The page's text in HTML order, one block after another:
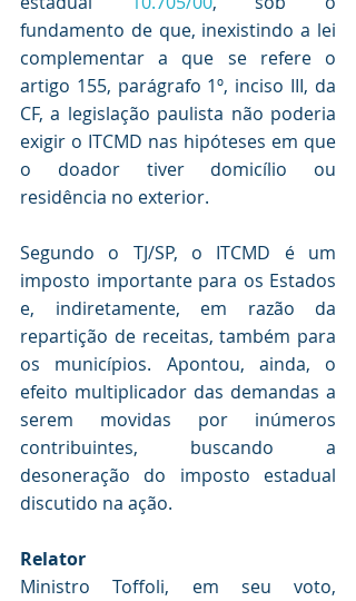
fundamento de que, inexistindo a lei
complementar a que se refere o
artigo 155, parágrafo 1º, inciso III, da
CF, a legislação paulista não poderia
exigir o ITCMD nas hipóteses em que
o doador tiver domicílio ou
residência no exterior.
Segundo o TJ/SP, o ITCMD é um
imposto importante para os Estados
e, indiretamente, em razão da
repartição de receitas, também para
os municípios. Apontou, ainda, o
efeito multiplicador das demandas a
serem movidas por inúmeros
contribuintes, buscando a
desoneração do imposto estadual
discutido na ação.
Relator
Ministro Toffoli, em seu voto,